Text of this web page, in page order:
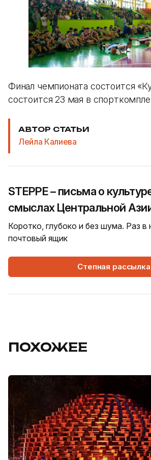
Финал чемпионата состоится
состоится 23 мая в
АВТОР СТАТЬИ
Лейла Калиева
STEPPE – письма о
смыслах Центральной
Коротко, глубоко и без шума. Раз
почтовый ящик
Степная рассылка
ПОХОЖЕЕ